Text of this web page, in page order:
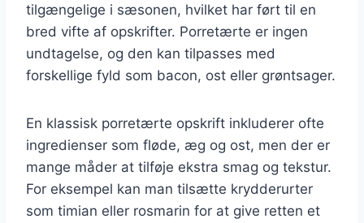
tilgængelige i sæsonen, hvilket har ført til en
bred vifte af opskrifter. Porretærte er ingen
undtagelse, og den kan tilpasses med
forskellige fyld som bacon, ost eller grøntsager.
En klassisk porretærte opskrift inkluderer ofte
ingredienser som fløde, æg og ost, men der er
mange måder at tilføje ekstra smag og tekstur.
For eksempel kan man tilsætte krydderurter
som timian eller rosmarin for at give retten et